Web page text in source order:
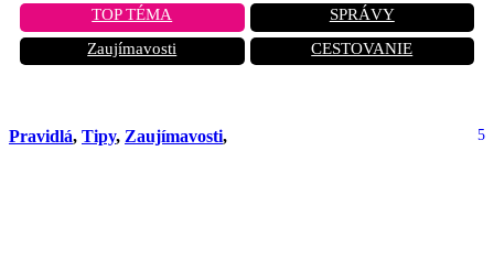
TOP TÉMA
SPRÁVY
Zaujímavosti
CESTOVANIE
Pravidlá, Tipy, Zaujímavosti, 5